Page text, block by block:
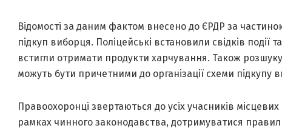
Відомості за даним фактом внесено до ЄРДР за
підкуп виборця. Поліцейські встановили свідків події
встигли отримати продукти харчування. Також
можуть бути причетними до організації схеми підкупу
Правоохоронці звертаються до усіх учасників місцевих
рамках чинного законодавства, дотримуватися правил